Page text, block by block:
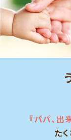
『パパ、出
た